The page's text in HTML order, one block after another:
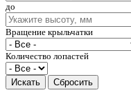
до
Вращение крыльчатки
Количество лопастей